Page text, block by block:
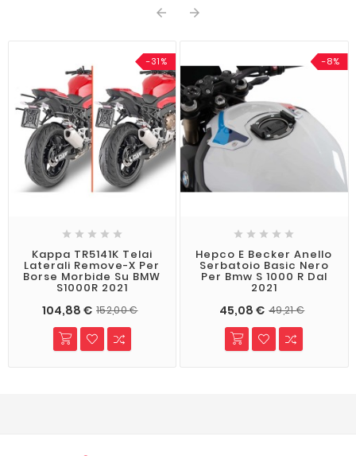
 
-31%
    
Kappa TR5141K Telai
Laterali Remove-X Per
Borse Morbide Su BMW
S1000R 2021
104,88 € 152,00 €
-8%
    
Hepco E Becker Anello
Serbatoio Basic Nero
Per Bmw S 1000 R Dal
2021
45,08 € 49,21 €